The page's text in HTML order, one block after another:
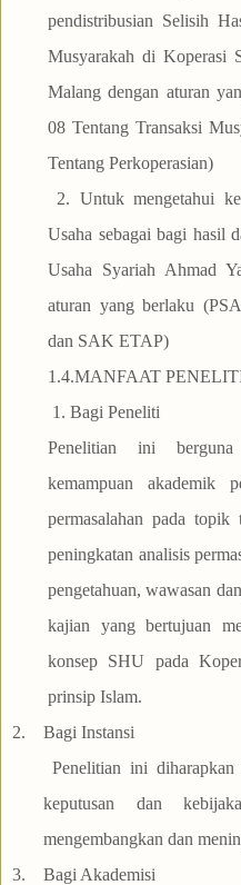
pendistribusian Selisih
Musyarakah di Koperasi
Malang dengan aturan
08 Tentang Transaksi
Tentang Perkoperasian)
2. Untuk mengetahui
Usaha sebagai bagi hasil
Usaha Syariah Ahmad
aturan yang berlaku
dan SAK ETAP)
1.4.MANFAAT
1. Bagi Peneliti
Penelitian ini
kemampuan akademik
permasalahan pada
peningkatan analisis
pengetahuan, wawasan
kajian yang bertujuan
konsep SHU pada
prinsip Islam.
2.
Bagi Instansi
Penelitian ini
keputusan dan
mengembangkan dan
3.
Bagi Akademisi